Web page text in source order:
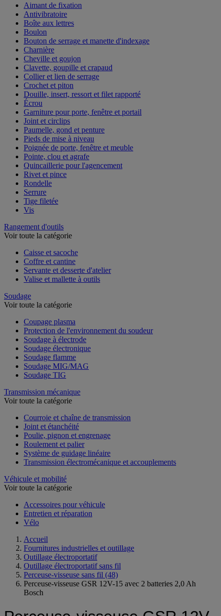
Aimant de fixation
Antivibratoire
Boîte aux lettres
Boulon
Bouton de serrage et manette d'indexage
Charnière
Cheville et goujon
Clavette, goupille et crapaud
Collier et lien de serrage
Crochet et piton
Douille, insert, ressort et filet rapporté
Écrou
Garniture pour porte, fenêtre et portail
Joint et circlips
Paumelle, gond et penture
Pieds de mise à niveau
Poignée de porte, fenêtre et meuble
Pointe, clou et agrafe
Quincaillerie pour l'agencement
Rivet et pince
Rondelle
Serrure
Tige filetée
Vis
Rangement d'outils
Voir toute la catégorie
Caisse et sacoche
Coffre et cantine
Servante et desserte d'atelier
Valise et mallette à outils
Soudage
Voir toute la catégorie
Coupage plasma
Protection de l'environnement du soudeur
Soudage à électrode
Soudage électronique
Soudage flamme
Soudage MIG/MAG
Soudage TIG
Transmission mécanique
Voir toute la catégorie
Courroie et chaîne de transmission
Joint et étanchéité
Poulie, pignon et engrenage
Roulement et palier
Système de guidage linéaire
Transmission électromécanique et accouplements
Véhicule et mobilité
Voir toute la catégorie
Accessoires pour véhicule
Entretien et réparation
Vélo
Accueil
Fournitures industrielles et outillage
Outillage électroportatif
Outillage électroportatif sans fil
Perceuse-visseuse sans fil (48)
Perceuse-visseuse GSR 12V-15 avec 2 batteries 2,0 Ah
Bosch